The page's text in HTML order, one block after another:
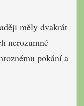
měly dvakrát
nerozumné
pokání a